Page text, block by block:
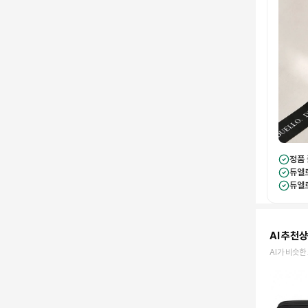
정품
듀엘
듀엘
AI 추천
AI가 비슷한